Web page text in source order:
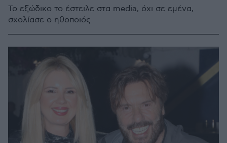
Το εξώδικο το έστειλε στα media, όχι σε εμένα,
σχολίασε ο ηθοποιός